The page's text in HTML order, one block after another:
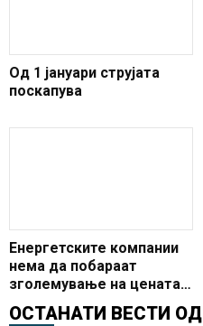
Од 1 јануари струјата
поскапува
Енергетските компании
нема да побараат
зголемување на цената
на струјата
ОСТАНАТИ ВЕСТИ ОД